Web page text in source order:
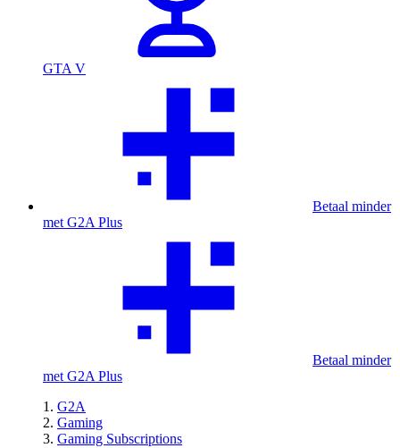
GTA V
Betaal minder
met G2A Plus
Betaal minder
met G2A Plus
G2A
Gaming
Gaming Subscriptions